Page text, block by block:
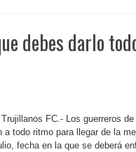
debes darlo
FC.- Los guerreros
a todo ritmo para llegar de la
fecha en la que se deberá